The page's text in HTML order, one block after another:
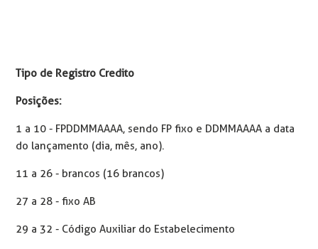
Tipo de Registro Credito
Posições:
1 a 10 - FPDDMMAAAA, sendo FP fixo e DDMMAAAA a data
do lançamento (dia, mês, ano).
11 a 26 - brancos (16 brancos)
27 a 28 - fixo AB
29 a 32 - Código Auxiliar do Estabelecimento